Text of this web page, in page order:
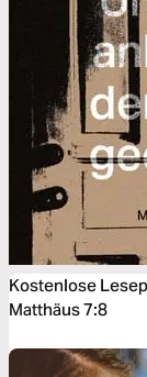
Kostenlose
Matthäus 7:8